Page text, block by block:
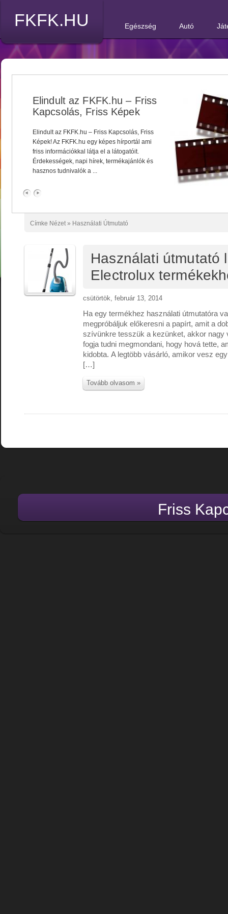
FKFK.HU Egészség Autó
Elindult az FKFK.hu – Friss
Kapcsolás, Friss Képek
Elindult az FKFK.hu – Friss Kapcsolás, Friss
Képek! Az FKFK.hu egy képes hírportál ami
friss információkkal látja el a látogatóit.
Érdekességek, napi hírek, termékajánlók és
hasznos tudnivalók a ...
Címke Nézet » Használati Útmutató
Használati útmutató
Electrolux
csütörtök, február 13, 2014
Ha egy termékhez használati útmutatóra
megpróbáljuk előkeresni a papírt, amit a
szívünkre tesszük a kezünket, akkor nagy
fogja tudni megmondani, hogy hová tette,
kidobta. A legtöbb vásárló, amikor vesz
[…]
Tovább olvasom »
Friss